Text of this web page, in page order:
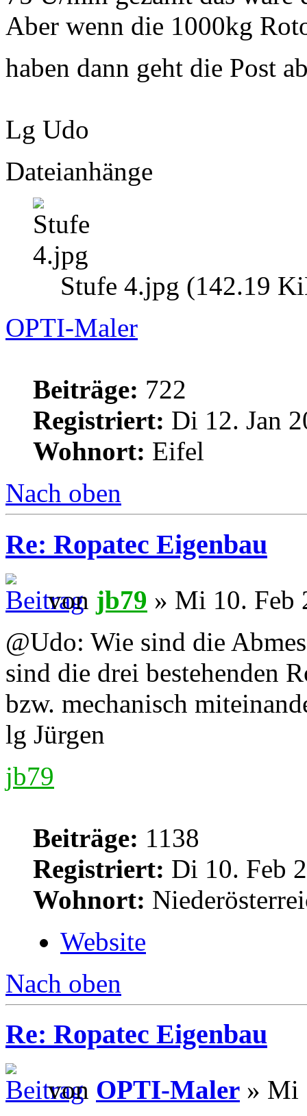
Aber wenn die 1000kg
haben dann geht die Post
Lg Udo
Dateianhänge
Stufe 4.jpg (142.19
OPTI-Maler
Beiträge: 722
Registriert: Di 12. Jan
Wohnort: Eifel
Nach oben
Re: Ropatec Eigenbau
von jb79 » Mi 10. Feb
@Udo: Wie sind die
sind die drei bestehenden
bzw. mechanisch
lg Jürgen
jb79
Beiträge: 1138
Registriert: Di 10. Feb
Wohnort:
Website
Nach oben
Re: Ropatec Eigenbau
von OPTI-Maler » Mi